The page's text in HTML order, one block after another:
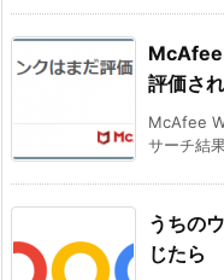
McAfee
評価さ
McAfee
サーチ結
うちの
じたら